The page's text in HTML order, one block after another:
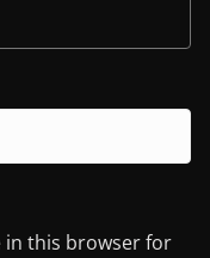
in this browser for